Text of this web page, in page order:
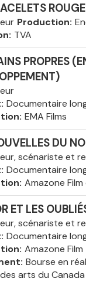
Production
TVA
PROPRES
Documentaire
EMA Films
DU
scénariste et
Documentaire
Amazone Film
ET LES
scénariste et
Documentaire
Amazone Film
Bourse en
arts du Canada